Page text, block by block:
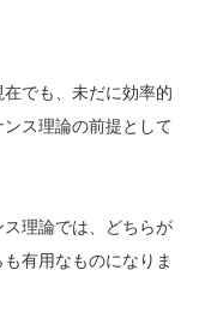
でも、未だに効率的
ス理論の前提として
理論では、どちらが
有用なものになりま